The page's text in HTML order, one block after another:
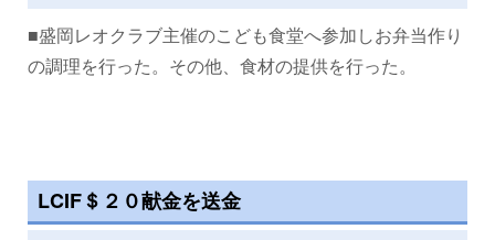
■盛岡レオクラブ主催のこども食堂へ参加しお弁当作り
の調理を行った。その他、食材の提供を行った。
LCIF＄２０献金を送金